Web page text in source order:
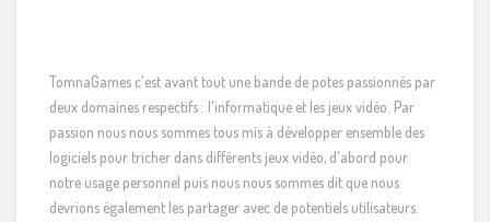
TomnaGames c'est avant tout une bande de potes passionnés par
deux domaines respectifs : l'informatique et les jeux vidéo. Par
passion nous nous sommes tous mis à développer ensemble des
logiciels pour tricher dans différents jeux vidéo, d'abord pour
notre usage personnel puis nous nous sommes dit que nous
devrions également les partager avec de potentiels utilisateurs.